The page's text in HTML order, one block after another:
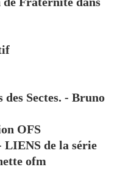
Sectes. - Bruno
OFS
de la série
ofm